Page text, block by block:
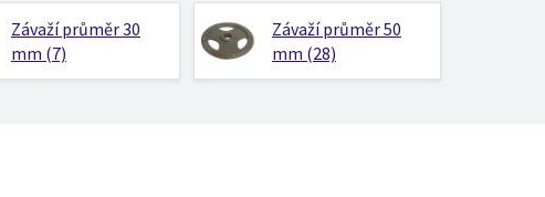
Závaží průměr 30
mm (7)
Závaží průměr 50
mm (28)